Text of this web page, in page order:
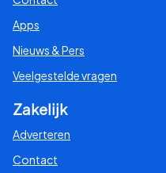
Apps
Nieuws & Pers
Veelgestelde vragen
Zakelijk
Adverteren
Contact